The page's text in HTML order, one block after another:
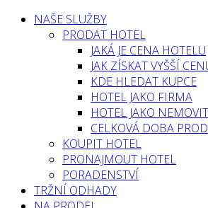
NAŠE SLUŽBY
PRODAT HOTEL
JAKÁ JE CENA HOTELU
JAK ZÍSKAT VYŠŠÍ
KDE HLEDAT KUPCE
HOTEL JAKO FIRMA
HOTEL JAKO
CELKOVÁ DOBA
KOUPIT HOTEL
PRONAJMOUT HOTEL
PORADENSTVÍ
TRŽNÍ ODHADY